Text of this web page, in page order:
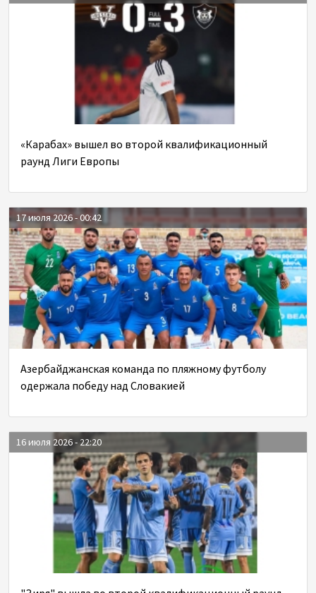
«Карабах» вышел во второй квалификационный
раунд Лиги Европы
17 июля 2026 - 00:42
Азербайджанская команда по пляжному футболу
одержала победу над Словакией
16 июля 2026 - 22:20